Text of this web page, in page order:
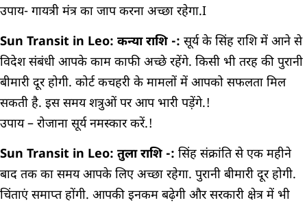
उपाय- गायत्री मंत्र का जाप करना अच्छा रहेगा.I
Sun Transit in Leo: कन्या राशि -: सूर्य के सिंह राशि में आने से
विदेश संबंधी आपके काम काफी अच्छे रहेंगे. किसी भी तरह की पुरानी
बीमारी दूर होगी. कोर्ट कचहरी के मामलों में आपको सफलता मिल
सकती है. इस समय शत्रुओं पर आप भारी पड़ेंगे.!
उपाय – रोजाना सूर्य नमस्कार करें.!
Sun Transit in Leo: तुला राशि -: सिंह संक्रांति से एक महीने
बाद तक का समय आपके लिए अच्छा रहेगा. पुरानी बीमारी दूर होगी.
चिंताएं समाप्त होंगी. आपकी इनकम बढ़ेगी और सरकारी क्षेत्र में भी